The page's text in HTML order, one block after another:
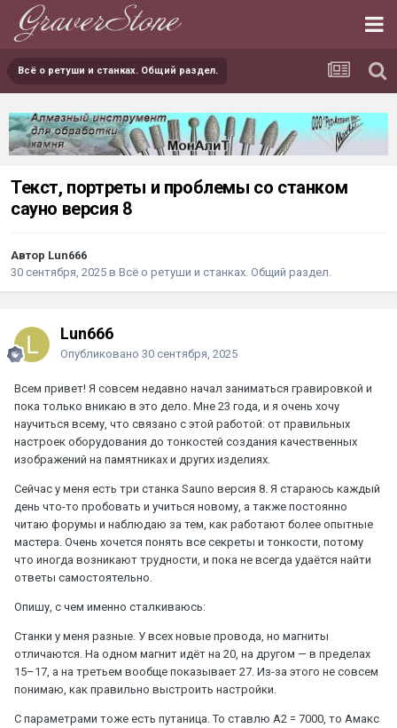
Всё о ретуши и станках. Общий раздел.
Текст, портреты и проблемы со станком
сауно версия 8
Автор Lun666
30 сентября, 2025 в Всё о ретуши и станках. Общий раздел.
Lun666
Опубликовано 30 сентября, 2025
Всем привет! Я совсем недавно начал заниматься гравировкой и
пока только вникаю в это дело. Мне 23 года, и я очень хочу
научиться всему, что связано с этой работой: от правильных
настроек оборудования до тонкостей создания качественных
изображений на памятниках и других изделиях.
Сейчас у меня есть три станка Sauno версия 8. Я стараюсь каждый
день что-то пробовать и учиться новому, а также постоянно
читаю форумы и наблюдаю за тем, как работают более опытные
мастера. Очень хочется понять все секреты и тонкости, потому
что иногда возникают трудности, и пока не всегда удаётся найти
ответы самостоятельно.
Опишу, с чем именно сталкиваюсь:
Станки у меня разные. У всех новые провода, но магниты
отличаются. На одном магнит идёт на 20, на другом — в пределах
15–17, а на третьем вообще показывает 27. Из-за этого не совсем
понимаю, как правильно выстроить настройки.
С параметрами тоже есть путаница. То ставлю А2 = 7000, то Амакс